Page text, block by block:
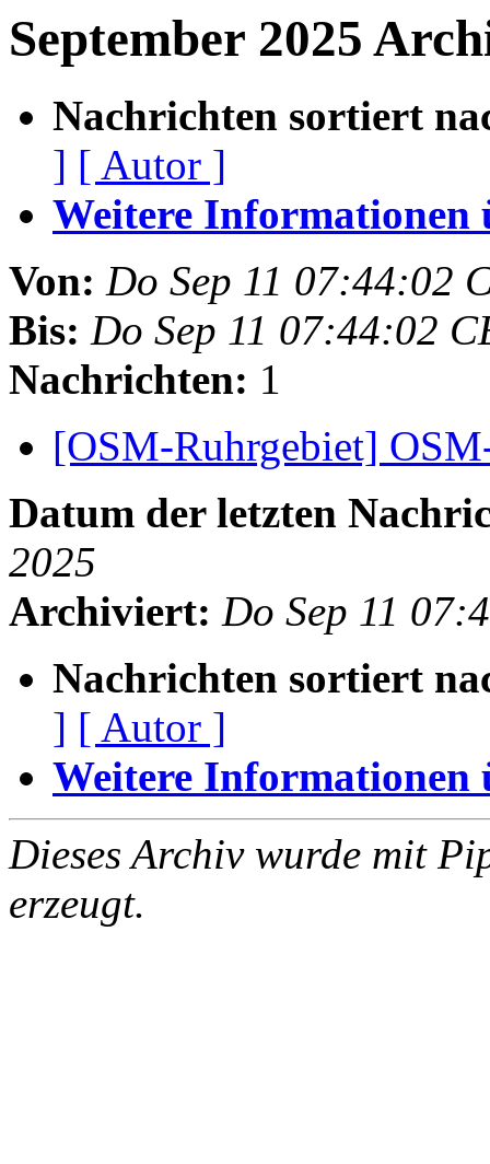
September 2025
Nachrichten sortiert
] [ Autor ]
Weitere Informationen
Von: Do Sep 11 07:44:02
Bis: Do Sep 11 07:44:02
Nachrichten: 1
[OSM-Ruhrgebiet]
Datum der letzten
2025
Archiviert: Do Sep 11
Nachrichten sortiert
] [ Autor ]
Weitere Informationen
Dieses Archiv wurde mit
erzeugt.